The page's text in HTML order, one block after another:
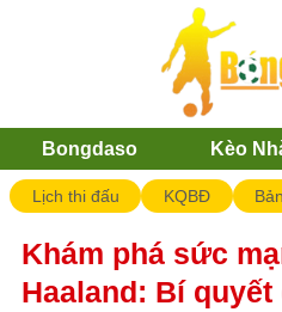
Bongdaso Kèo
Lịch thi đấu KQBĐ
Khám phá sức
Haaland: Bí